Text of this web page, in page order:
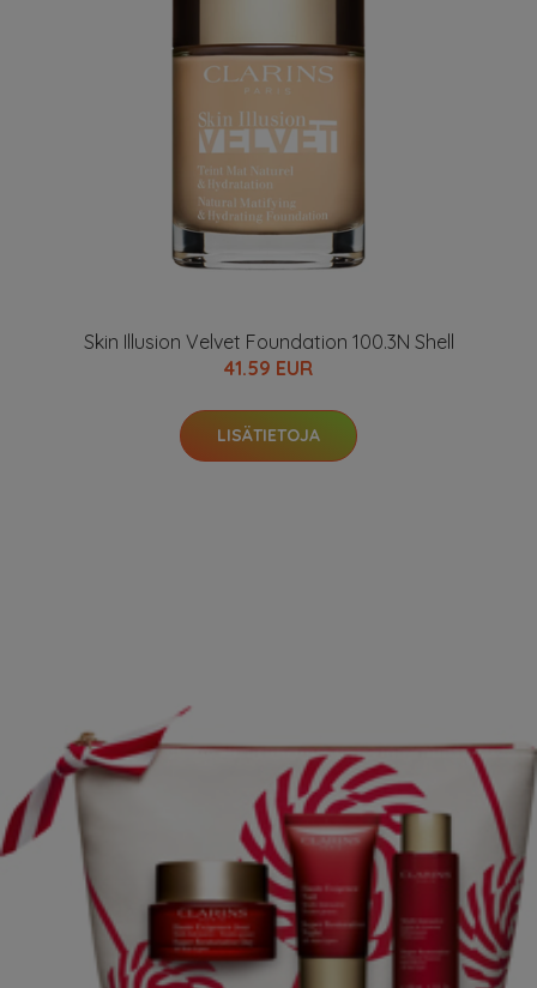
Skin Illusion Velvet Foundation 100.3N Shell
41.59 EUR
LISÄTIETOJA